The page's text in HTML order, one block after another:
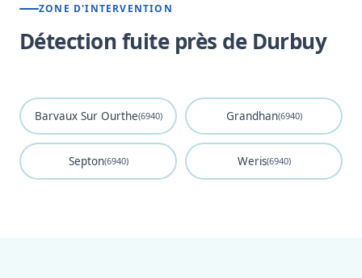
ZONE D'INTERVENTION
Détection fuite près de Durbuy
Barvaux Sur Ourthe(6940) Grandhan(6940)
Septon(6940) Weris(6940)